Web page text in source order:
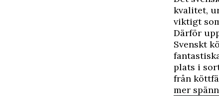
kvalitet,
viktigt
Därför
Svenskt
plats i
från
mer